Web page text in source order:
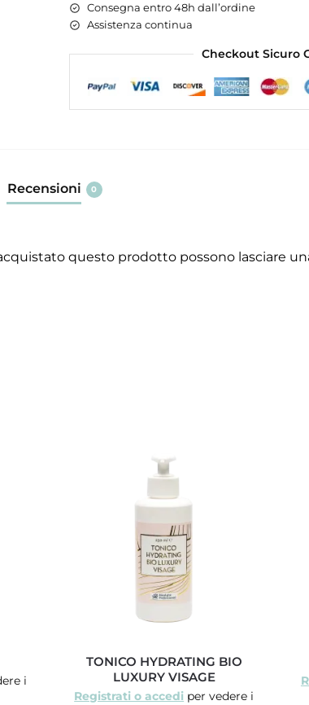
Consegna entro 48h dall’ordine
Assistenza continua
Checkout Sicuro
Recensioni 0
questo prodotto possono lasciare
i
TONICO HYDRATING BIO
LUXURY VISAGE
Registrati o accedi per vedere i